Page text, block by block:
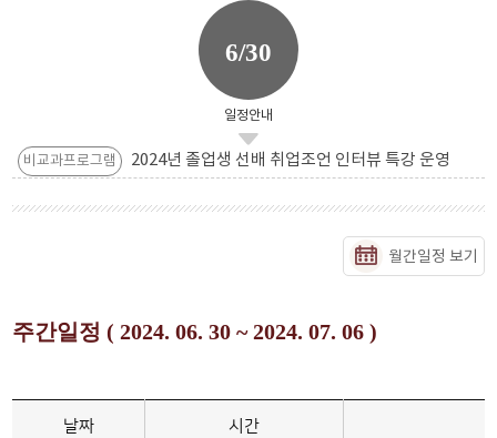
6/30
일정안내
비교과프로그램 2024년 졸업생 선배 취업조언 인터뷰 특강 운영
월간일정 보기
주간일정 ( 2024. 06. 30 ~ 2024. 07. 06 )
날짜 시간